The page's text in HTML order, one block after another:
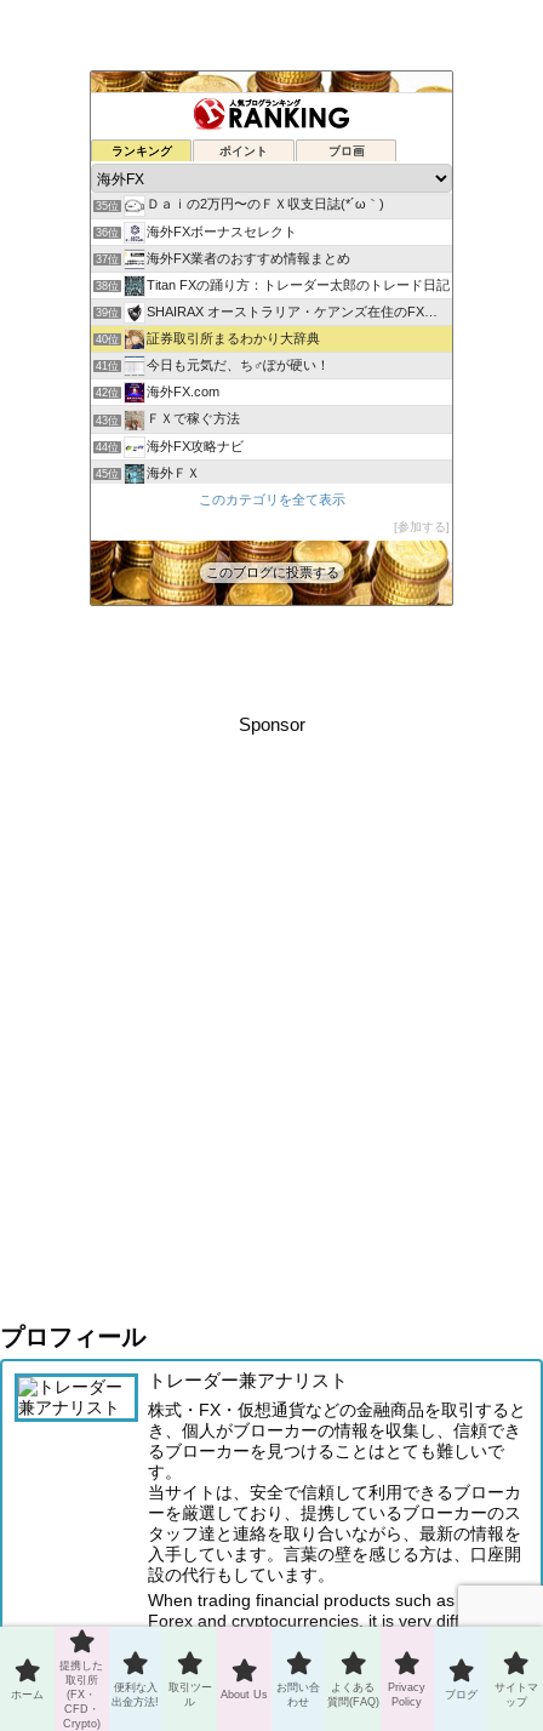
ランキング ポイント ブロ画
33位 ゆるゆる兼業投資家Vtuber編
34位
35位 Ｄａｉの2万円〜のＦＸ収支日誌(*´ω｀)
36位 海外FXボーナスセレクト
37位 海外FX業者のおすすめ情報まとめ
38位 Titan FXの踊り方：トレーダー太郎のトレード日記
39位 SHAIRAX オーストラリア・ケアンズ在住のFXトレーダー
40位 証券取引所まるわかり大辞典
41位 今日も元気だ、ち♂ぽが硬い！
42位 海外FX.com
43位 ＦＸで稼ぐ方法
44位 海外FX攻略ナビ
45位 海外ＦＸ
XM口座開設方法2022
FXの自動売買(EA)は本当に勝てるのか検証してみた
このカテゴリを全て表示
参加する
このブログに投票する
Sponsor
プロフィール
トレーダー兼アナリスト
株式・FX・仮想通貨などの金融商品を取引すると
き、個人がブローカーの情報を収集し、信頼でき
るブローカーを見つけることはとても難しいで
す。
当サイトは、安全で信頼して利用できるブローカ
ーを厳選しており、提携しているブローカーのス
タッフ達と連絡を取り合いながら、最新の情報を
入手しています。言葉の壁を感じる方は、口座開
設の代行もしています。
When trading financial products such as stocks,
Forex and cryptocurrencies, it is very difficult for
reliable broker.
This site carefully selects safe and reliable
brokers, and keeps in touch with the staff of
ホーム
提携した
取引所
(FX・
CFD・
Crypto)
便利な入
出金方法!
取引ツー
ル
About Us
お問い合
わせ
よくある
質問(FAQ)
Privacy
Policy
ブログ
サイトマ
ップ